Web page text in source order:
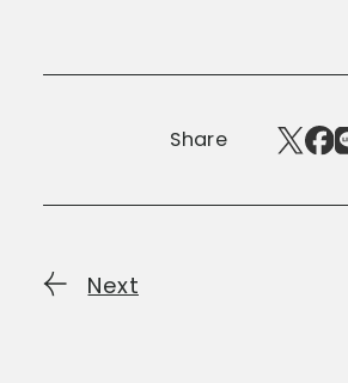
Share
Next